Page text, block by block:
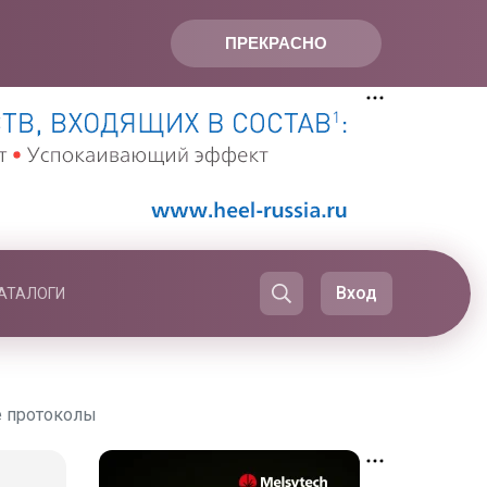
ПРЕКРАСНО
Вход
протоколы